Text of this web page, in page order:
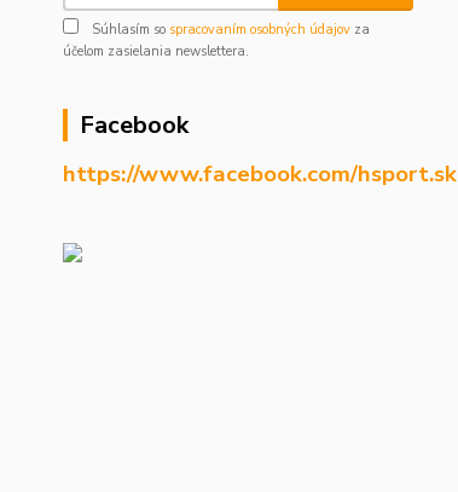
Súhlasím so spracovaním osobných údajov za
účelom zasielania newslettera.
Facebook
https://www.facebook.com/hsport.sk